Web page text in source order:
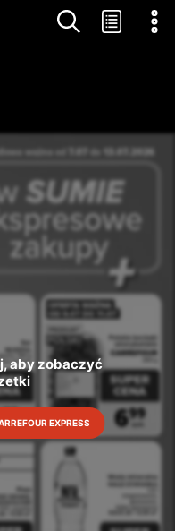
aby zobaczyć
EXPRESS